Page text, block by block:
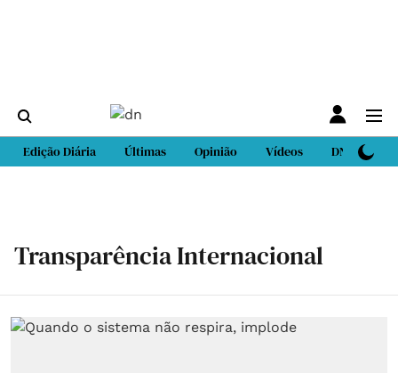
Edição Diária Últimas Opinião Vídeos DN Sport
Transparência Internacional